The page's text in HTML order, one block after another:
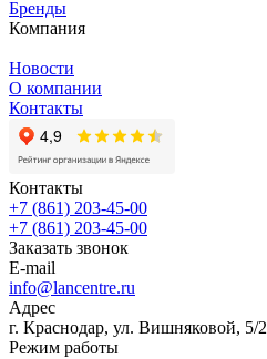
Бренды
Компания
Новости
О компании
Контакты
Контакты
+7 (861) 203-45-00
+7 (861) 203-45-00
Заказать звонок
E-mail
info@lancentre.ru
Адрес
г. Краснодар, ул. Вишняковой, 5/2
Режим работы